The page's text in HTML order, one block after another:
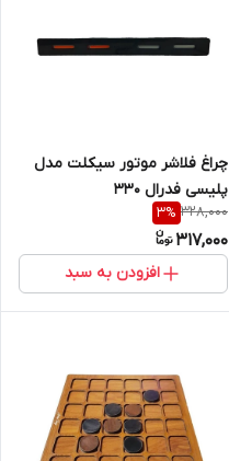
چراغ فلاشر موتور سیکلت مدل
پلیسی فدرال 330
328,000
3%
317,000
افزودن به سبد